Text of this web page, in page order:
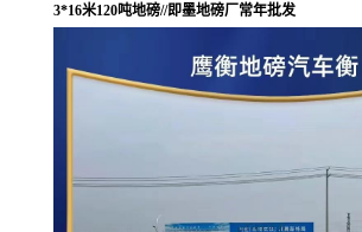
3*16米120吨地磅//即墨地磅厂常年批发